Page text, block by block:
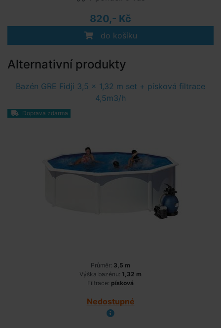
820,- Kč
do košíku
Alternativní produkty
Bazén GRE Fidji 3,5 x 1,32 m set + písková filtrace
4,5m3/h
Doprava zdarma
Průměr: 3,5 m
Výška bazénu: 1,32 m
Filtrace: písková
Nedostupné